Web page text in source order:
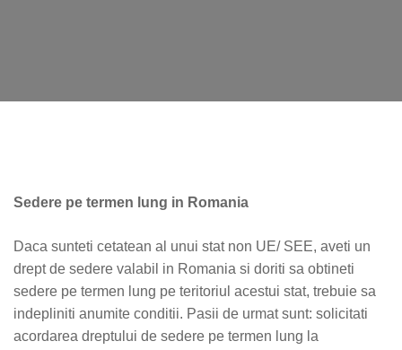
Sedere pe termen lung in Romania
Daca sunteti cetatean al unui stat non UE/ SEE, aveti un
drept de sedere valabil in Romania si doriti sa obtineti
sedere pe termen lung pe teritoriul acestui stat, trebuie sa
indepliniti anumite conditii. Pasii de urmat sunt: solicitati
acordarea dreptului de sedere pe termen lung la